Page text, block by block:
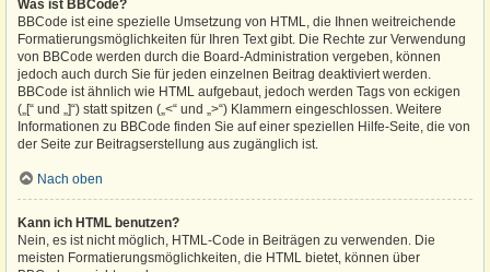
Was ist BBCode?
BBCode ist eine spezielle Umsetzung von HTML, die Ihnen weitreichende
Formatierungsmöglichkeiten für Ihren Text gibt. Die Rechte zur Verwendung
von BBCode werden durch die Board-Administration vergeben, können
jedoch auch durch Sie für jeden einzelnen Beitrag deaktiviert werden.
BBCode ist ähnlich wie HTML aufgebaut, jedoch werden Tags von eckigen
(„[“ und „]“) statt spitzen („<“ und „>“) Klammern eingeschlossen. Weitere
Informationen zu BBCode finden Sie auf einer speziellen Hilfe-Seite, die von
der Seite zur Beitragserstellung aus zugänglich ist.
Nach oben
Kann ich HTML benutzen?
Nein, es ist nicht möglich, HTML-Code in Beiträgen zu verwenden. Die
meisten Formatierungsmöglichkeiten, die HTML bietet, können über